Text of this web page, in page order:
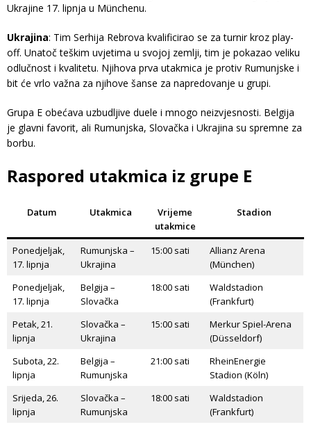
Ukrajine 17. lipnja u Münchenu.
Ukrajina: Tim Serhija Rebrova kvalificirao se za turnir kroz play-
off. Unatoč teškim uvjetima u svojoj zemlji, tim je pokazao veliku
odlučnost i kvalitetu. Njihova prva utakmica je protiv Rumunjske i
bit će vrlo važna za njihove šanse za napredovanje u grupi.
Grupa E obećava uzbudljive duele i mnogo neizvjesnosti. Belgija
je glavni favorit, ali Rumunjska, Slovačka i Ukrajina su spremne za
borbu.
Raspored utakmica iz grupe E
Datum Utakmica
Vrijeme
utakmice
Stadion
Ponedjeljak,
17. lipnja
Rumunjska –
Ukrajina
15:00 sati
Allianz Arena
(München)
Ponedjeljak,
17. lipnja
Belgija –
Slovačka
18:00 sati
Waldstadion
(Frankfurt)
Petak, 21.
lipnja
Slovačka –
Ukrajina
15:00 sati
Merkur Spiel-Arena
(Düsseldorf)
Subota, 22.
lipnja
Belgija –
Rumunjska
21:00 sati
RheinEnergie
Stadion (Köln)
Srijeda, 26.
lipnja
Slovačka –
Rumunjska
18:00 sati
Waldstadion
(Frankfurt)